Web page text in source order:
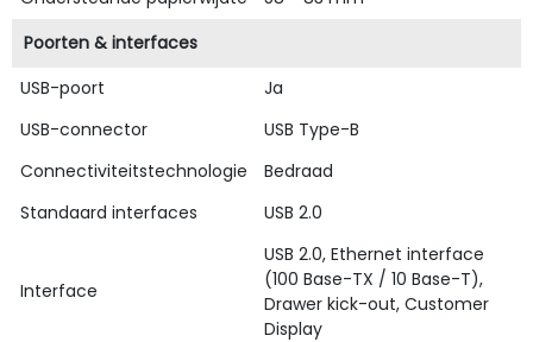
Poorten & interfaces
USB-poort
Ja
USB-connector
USB Type-B
Connectiviteitstechnologie
Bedraad
Standaard interfaces
USB 2.0
Interface
USB 2.0, Ethernet interface
(100 Base-TX / 10 Base-T),
Drawer kick-out, Customer
Display